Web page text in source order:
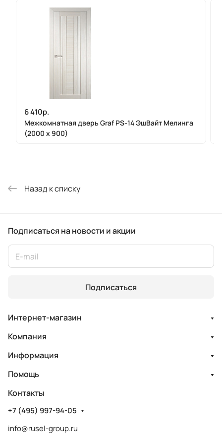
6 410р.
Межкомнатная дверь Graf PS-14 ЭшВайт Мелинга
(2000 х 900)
Назад к списку
Подписаться на новости и акции
Подписаться
Интернет-магазин
Компания
Информация
Помощь
Контакты
+7 (495) 997-94-05
info@rusel-group.ru